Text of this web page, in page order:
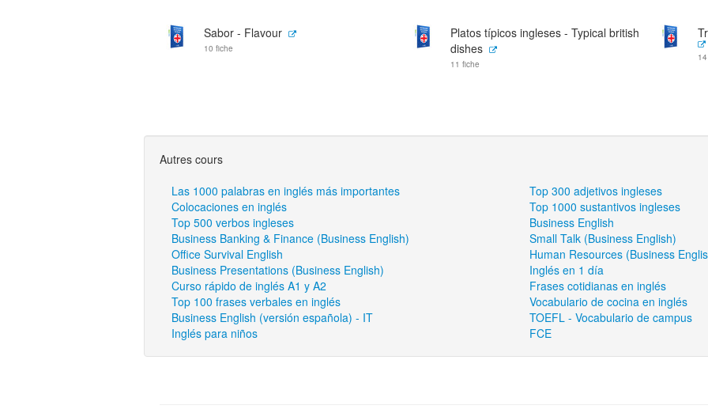
Sabor - Flavour
10 fiche
Platos típicos ingleses - Typical british
dishes
11 fiche
Autres cours
Las 1000 palabras en inglés más importantes
Top 300 adjetivos ingleses
Colocaciones en inglés
Top 1000 sustantivos ingleses
Top 500 verbos ingleses
Business English
Business Banking & Finance (Business English)
Small Talk (Business English)
Office Survival English
Human Resources (Business
Business Presentations (Business English)
Inglés en 1 día
Curso rápido de inglés A1 y A2
Frases cotidianas en inglés
Top 100 frases verbales en inglés
Vocabulario de cocina en inglés
Business English (versión española) - IT
TOEFL - Vocabulario de campus
Inglés para niños
FCE